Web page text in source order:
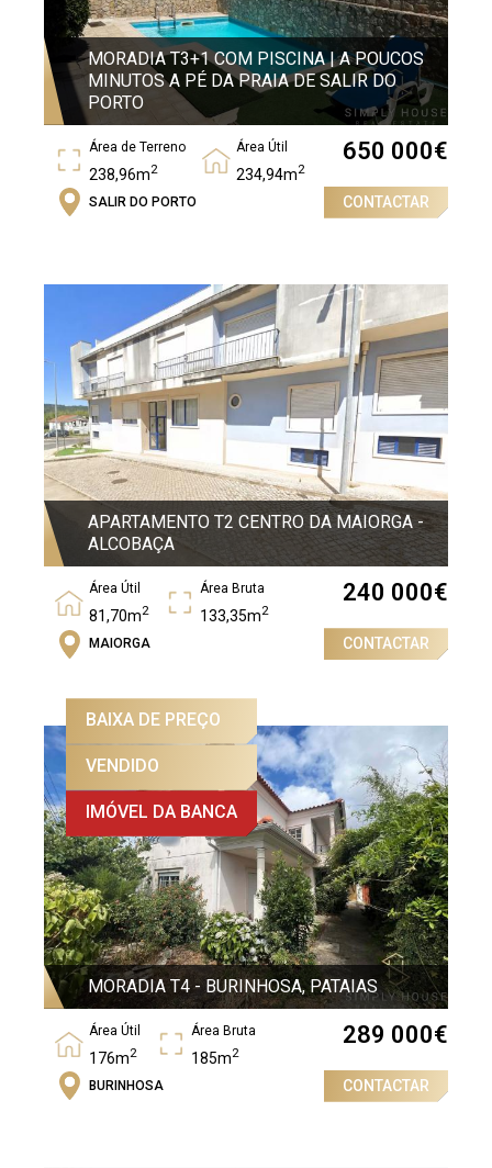
MORADIA T3+1 COM PISCINA | A POUCOS
MINUTOS A PÉ DA PRAIA DE SALIR DO
PORTO
Área de Terreno
238,96m2
Área Útil
234,94m2
Área Bruta
650 000€
SALIR DO PORTO CONTACTAR
APARTAMENTO T2 CENTRO DA MAIORGA -
ALCOBAÇA
Área Útil
81,70m2
Área Bruta
133,35m2
Quartos
240 000€
MAIORGA CONTACTAR
BAIXA DE PREÇO
VENDIDO
IMÓVEL DA BANCA
MORADIA T4 - BURINHOSA, PATAIAS
Área Útil
176m2
Área Bruta
185m2
Quartos
289 000€
BURINHOSA CONTACTAR